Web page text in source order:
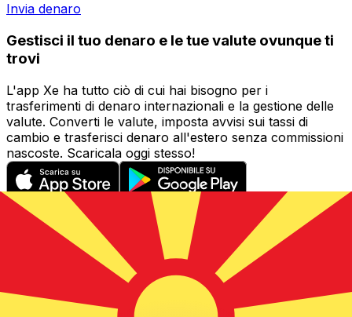
Invia denaro
Gestisci il tuo denaro e le tue valute ovunque ti
trovi
L'app Xe ha tutto ciò di cui hai bisogno per i
trasferimenti di denaro internazionali e la gestione delle
valute. Converti le valute, imposta avvisi sui tassi di
cambio e trasferisci denaro all'estero senza commissioni
nascoste. Scaricala oggi stesso!